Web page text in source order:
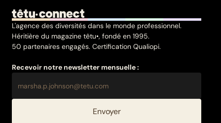
L'agence des diversités dans le monde professionnel.
Héritière du magazine têtu•, fondé en 1995.
50 partenaires engagés. Certification Qualiopi.
Recevoir notre newsletter mensuelle :
Envoyer